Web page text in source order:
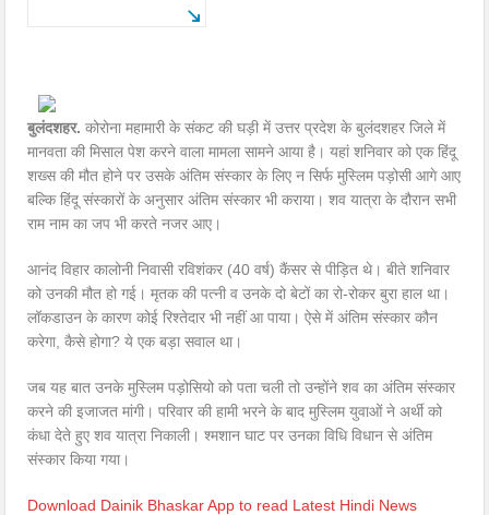
बुलंदशहर.कोरोना महामारी के संकट की घड़ी में उत्तर प्रदेश के बुलंदशहर जिले में
मानवता की मिसाल पेश करने वाला मामला सामने आया है। यहां शनिवार को एक हिंदू
शख्स की मौत होने पर उसके अंतिम संस्कार के लिए न सिर्फ मुस्लिम पड़ोसी आगे आए
बल्कि हिंदू संस्कारों के अनुसार अंतिम संस्कार भी कराया। शव यात्रा के दौरान सभी
राम नाम का जप भी करते नजर आए।
आनंद विहार कालोनी निवासी रविशंकर (40 वर्ष) कैंसर से पीड़ित थे। बीते शनिवार
को उनकी मौत हो गई। मृतक की पत्नी व उनके दो बेटों का रो-रोकर बुरा हाल था।
लॉकडाउन के कारण कोई रिश्तेदार भी नहीं आ पाया। ऐसे में अंतिम संस्कार कौन
करेगा, कैसे होगा? ये एक बड़ा सवाल था।
जब यह बात उनके मुस्लिम पड़ोसियो को पता चली तो उन्होंने शव का अंतिम संस्कार
करने की इजाजत मांगी। परिवार की हामी भरने के बाद मुस्लिम युवाओं ने अर्थी को
कंधा देते हुए शव यात्रा निकाली। श्मशान घाट पर उनका विधि विधान से अंतिम
संस्कार किया गया।
Download Dainik Bhaskar App to read Latest Hindi News